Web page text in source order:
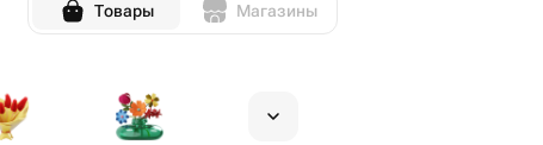
Товары Магазины